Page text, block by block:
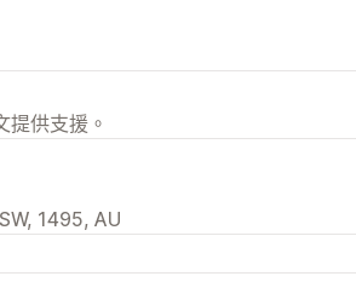
提供支援。
1495, AU